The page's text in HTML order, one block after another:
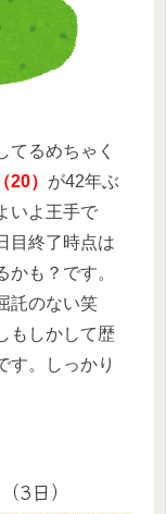
てるめちゃく
20） が42年ぶ
いよ王手で
目終了時点は
も？です。
託のない笑
もしかして歴
す。しっかり
3日）